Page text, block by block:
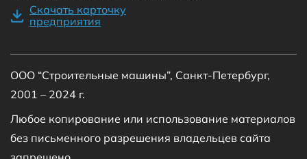
Скачать карточку
предприятия
ООО “Строительные машины”, Санкт-Петербург,
2001 – 2024 г.
Любое копирование или использование материалов
без письменного разрешения владельцев сайта